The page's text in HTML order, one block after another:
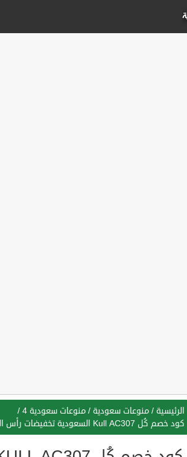
الرئيسية / منوعات سعودية / منوعات سعودية 4
/
كود خصم كُل Kull AC307 السعودية تخفيضات رأس السنة 2021